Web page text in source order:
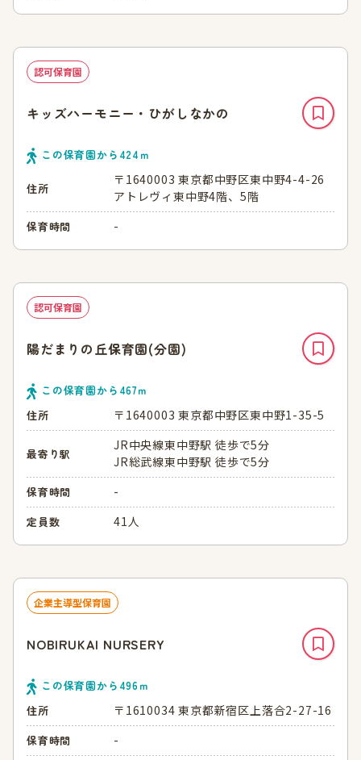
認可保育園
キッズハーモニー・ひがしなかの
この保育園から 424 ｍ
住所
〒1640003 東京都中野区東中野4-4-26
アトレヴィ東中野4階、5階
保育時間 -
認可保育園
陽だまりの丘保育園(分園)
この保育園から 467ｍ
住所
〒1640003 東京都中野区東中野1-35-5
最寄り駅
JR中央線東中野駅 徒歩で5分
JR総武線東中野駅 徒歩で5分
保育時間 -
定員数 41人
企業主導型保育園
NOBIRUKAI NURSERY
この保育園から 496ｍ
住所
〒1610034 東京都新宿区上落合2-27-16
保育時間 -